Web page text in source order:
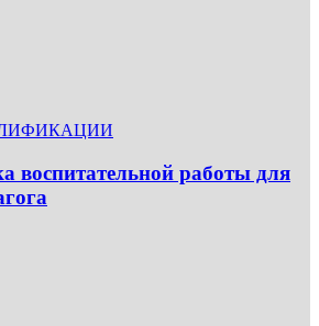
воспитательной работы для